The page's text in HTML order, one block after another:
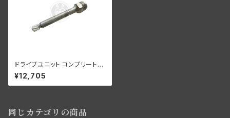
ドライブユニット コンプリート
ハーレーダビッドソン 1937-52
年 WL 白メッキ
¥12,705
同じカテゴリの商品